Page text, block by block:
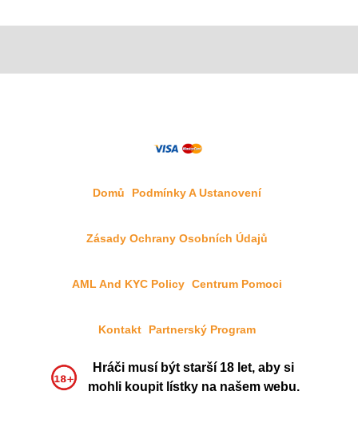
Domů Podmínky A Ustanovení
Zásady Ochrany Osobních Údajů
AML And KYC Policy Centrum Pomoci
Kontakt Partnerský Program
Hráči musí být starší 18 let, aby si
mohli koupit lístky na našem webu.